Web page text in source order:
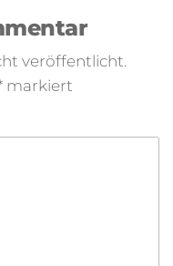
veröffentlicht.
markiert